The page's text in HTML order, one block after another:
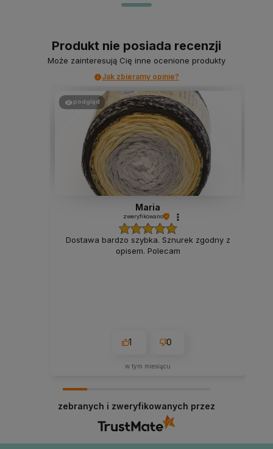
Produkt nie posiada recenzji
Może zainteresują Cię inne ocenione produkty
Jak zbieramy opinie?
podgląd
Maria
zweryfikowano
Dostawa bardzo szybka. Sznurek zgodny z
opisem. Polecam
1 0
w tym miesiącu
zebranych i zweryfikowanych przez